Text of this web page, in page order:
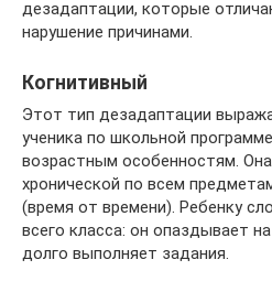
дезадаптации, которые
нарушение причинами.
Когнитивный
Этот тип дезадаптации
ученика по школьной
возрастным особенностям.
хронической по всем
(время от времени). Ребенку
всего класса: он опаздывает
долго выполняет задания.